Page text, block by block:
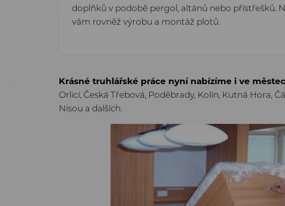
doplňků v podobě pergol, altánů nebo přístřešků.
vám rovněž výrobu a montáž plotů.
Krásné truhlářské práce nyní nabízíme i ve
Orlicí, Česká Třebová, Poděbrady, Kolín, Kutná Hora,
Nisou a dalších.